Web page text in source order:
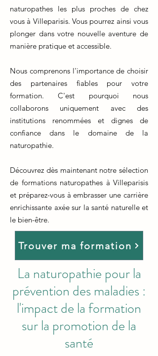
naturopathes les plus proches de chez
vous à Villeparisis. Vous pourrez ainsi vous
plonger dans votre nouvelle aventure de
manière pratique et accessible.
Nous comprenons l'importance de choisir
des partenaires fiables pour votre
formation. C'est pourquoi nous
collaborons uniquement avec des
institutions renommées et dignes de
confiance dans le domaine de la
naturopathie.
Découvrez dès maintenant notre sélection
de formations naturopathes à Villeparisis
et préparez-vous à embrasser une carrière
enrichissante axée sur la santé naturelle et
le bien-être.
Trouver ma formation
La naturopathie pour la
prévention des maladies :
l'impact de la formation
sur la promotion de la
santé